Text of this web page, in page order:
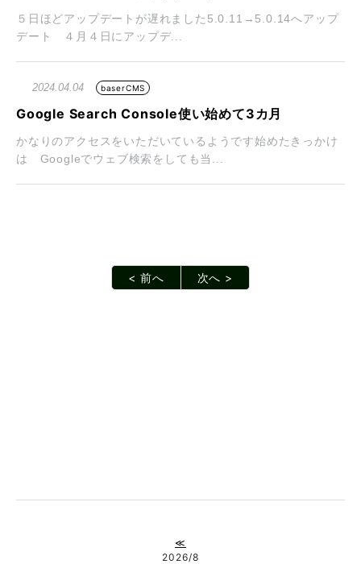
５日ほどアップデートが遅れました5.0.11→5.0.14へアップ
デート ４月４日にアップデ...
2024.04.04 baserCMS
Google Search Console使い始めて3カ月
かなりのアクセスをいただいているようです始めたきっかけ
は Googleでウェブ検索をしても当...
< 前へ 次へ >
≪
2026/8